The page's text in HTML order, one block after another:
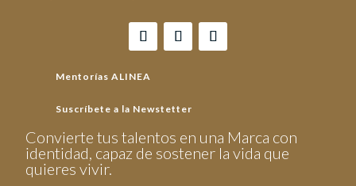
Mentorías ALINEA
Suscríbete a la Newstetter
Convierte tus talentos en una Marca con
identidad, capaz de sostener la vida que
quieres vivir.